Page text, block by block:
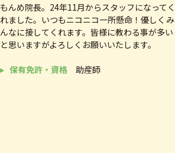
もんめ院長。24年11月からスタッフになってく
れました。いつもニコニコ一所懸命！優しくみ
んなに接してくれます。皆様に教わる事が多い
と思いますがよろしくお願いいたします。
保有免許・資格 助産師